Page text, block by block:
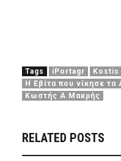
Tags iPortagr
Kostis
Η Εβίτα που νίκησε τα
Κωστής Α Μακρής
RELATED POSTS